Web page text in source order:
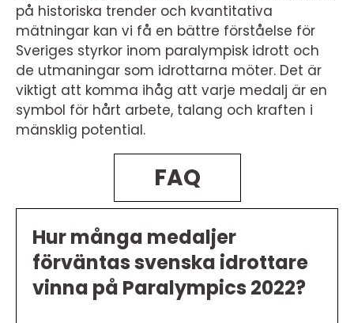
på historiska trender och kvantitativa
mätningar kan vi få en bättre förståelse för
Sveriges styrkor inom paralympisk idrott och
de utmaningar som idrottarna möter. Det är
viktigt att komma ihåg att varje medalj är en
symbol för hårt arbete, talang och kraften i
mänsklig potential.
FAQ
Hur många medaljer
förväntas svenska idrottare
vinna på Paralympics 2022?